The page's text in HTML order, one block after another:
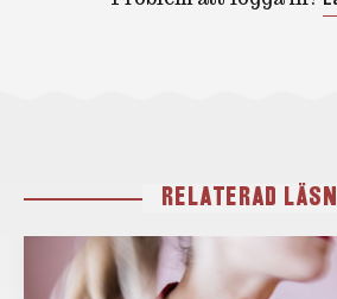
RELATERAD